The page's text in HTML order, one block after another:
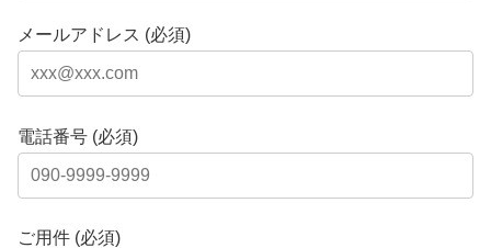
メールアドレス (必須)
電話番号 (必須)
ご用件 (必須)